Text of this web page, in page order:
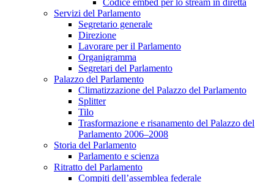
Codice embed per lo stream in diretta
Servizi del Parlamento
Segretario generale
Direzione
Lavorare per il Parlamento
Organigramma
Segretari del Parlamento
Palazzo del Parlamento
Climatizzazione del Palazzo del Parlamento
Splitter
Tilo
Trasformazione e risanamento del Palazzo del
Parlamento 2006–2008
Storia del Parlamento
Parlamento e scienza
Ritratto del Parlamento
Compiti dell’assemblea federale